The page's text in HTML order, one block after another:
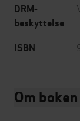
DRM-
beskyttelse
ISBN
Om boken